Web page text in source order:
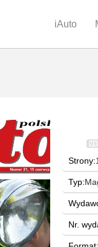
iAuto
Strony:
Typ:
Nr.